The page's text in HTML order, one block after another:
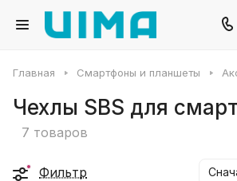
Главная Смартфоны и планшеты
Чехлы SBS для
7 товаров
Фильтр